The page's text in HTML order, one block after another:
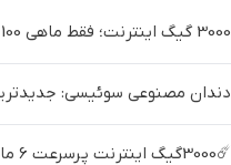
3000 گیگ اینترنت؛ فقط ماهی 100 هزار تومان
دندان مصنوعی سوئیسی:
☄️3000گیگ اینترنت پرسرعت 6 ماههه فقط ماهی 100هزارتومان!!